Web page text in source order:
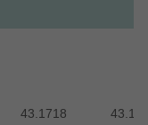
43.1718